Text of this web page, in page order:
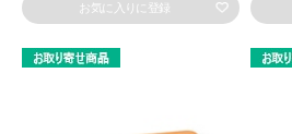
お気に入りに登録